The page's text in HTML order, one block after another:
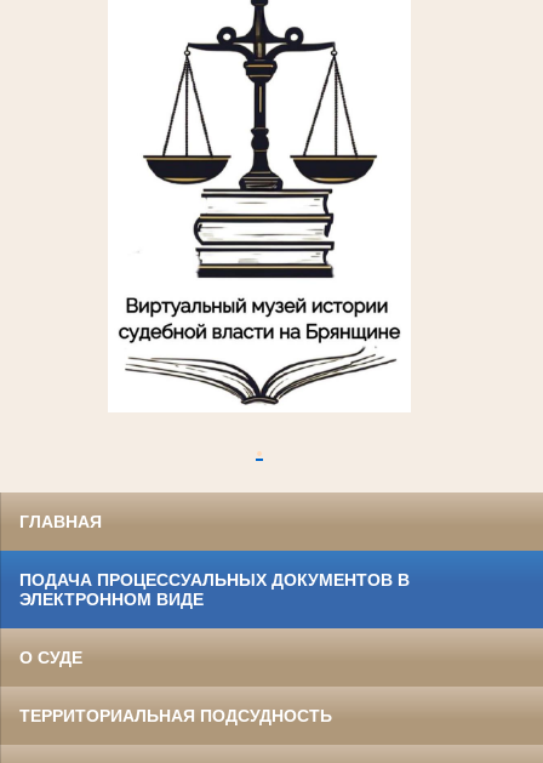
.
ГЛАВНАЯ
ПОДАЧА ПРОЦЕССУАЛЬНЫХ ДОКУМЕНТОВ В
ЭЛЕКТРОННОМ ВИДЕ
О СУДЕ
ТЕРРИТОРИАЛЬНАЯ ПОДСУДНОСТЬ